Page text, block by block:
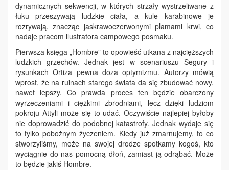
dynamicznych sekwencji, w których strzały wystrzeliwane z
łuku przeszywają ludzkie ciała, a kule karabinowe je
rozrywają, znacząc jaskrawoczerwonymi plamami krwi, co
nadaje pracom ilustratora campowego posmaku.
Pierwsza księga „Hombre” to opowieść utkana z najcięższych
ludzkich grzechów. Jednak jest w scenariuszu Segury i
rysunkach Ortiza pewna doza optymizmu. Autorzy mówią
wprost, że na ruinach starego świata da się zbudować nowy,
nawet lepszy. Co prawda proces ten będzie obarczony
wyrzeczeniami i ciężkimi zbrodniami, lecz dzięki ludziom
pokroju Attyli może się to udać. Oczywiście najlepiej byłoby
nie doprowadzić do podobnej katastrofy. Jednak wydaje się
to tylko pobożnym życzeniem. Kiedy już zmarnujemy, to co
stworzyliśmy, może na swojej drodze spotkamy kogoś, kto
wyciągnie do nas pomocną dłoń, zamiast ją odrąbać. Może
to będzie jakiś Hombre.